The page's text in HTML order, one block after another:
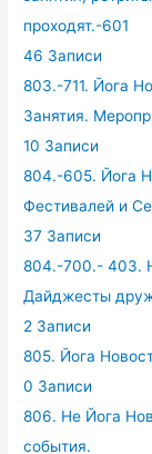
проходят.-601
46 Записи
803.-711. Йога
Занятия.
10 Записи
804.-605. Йога
Фестивалей и
37 Записи
804.-700.- 403.
Дайджесты
2 Записи
805. Йога
0 Записи
806. Не Йога
события.